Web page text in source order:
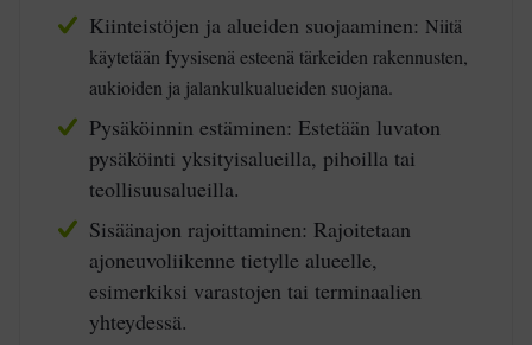
Kiinteistöjen ja alueiden suojaaminen: Niitä
käytetään fyysisenä esteenä tärkeiden rakennusten,
aukioiden ja jalankulkualueiden suojana.
Pysäköinnin estäminen: Estetään luvaton
pysäköinti yksityisalueilla, pihoilla tai
teollisuusalueilla.
Sisäänajon rajoittaminen: Rajoitetaan
ajoneuvoliikenne tietylle alueelle,
esimerkiksi varastojen tai terminaalien
yhteydessä.